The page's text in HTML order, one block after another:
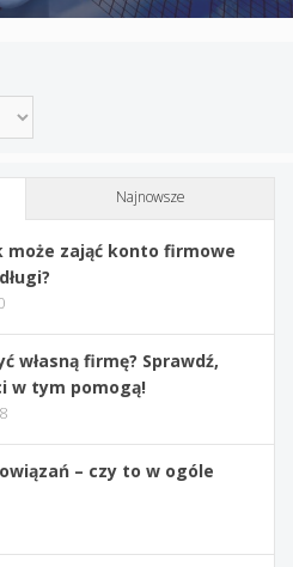
Najnowsze
może zająć konto firmowe
własną firmę? Sprawdź,
w tym pomogą!
– czy to w ogóle